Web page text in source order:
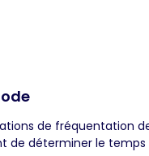
de fréquentation
de déterminer le temps